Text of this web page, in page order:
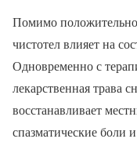
Помимо
чистотел влияет на
Одновременно с
лекарственная трава
восстанавливает
спазматические боли